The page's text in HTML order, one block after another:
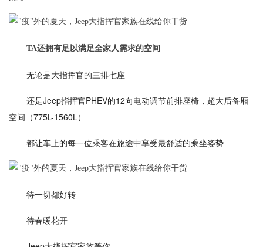
TA还拥有足以满足全家人需求的空间
无论是大指挥官的三排七座
还是Jeep指挥官PHEV的12向电动调节前排座椅，超大后备厢
空间（775L-1560L）
都让车上的每一位乘客在旅途中享受最舒适的乘坐姿势
待一切都好转
待春暖花开